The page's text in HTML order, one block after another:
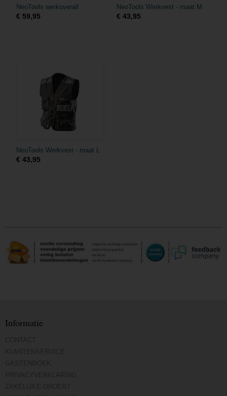
NeoTools werkoverall
€ 59,95
NeoTools Werkvest - maat M
€ 43,95
NeoTools Werkvest - maat L
€ 43,95
Informatie